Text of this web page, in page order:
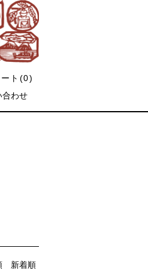
ート(0)
合わせ
新着順